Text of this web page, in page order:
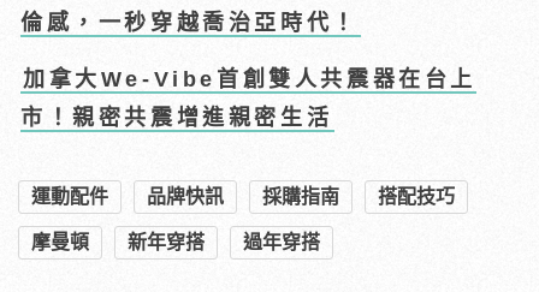
倫感，一秒穿越喬治亞時代！
加拿大We-Vibe首創雙人共震器在台上
市！親密共震增進親密生活
運動配件 品牌快訊 採購指南 搭配技巧
摩曼頓 新年穿搭 過年穿搭